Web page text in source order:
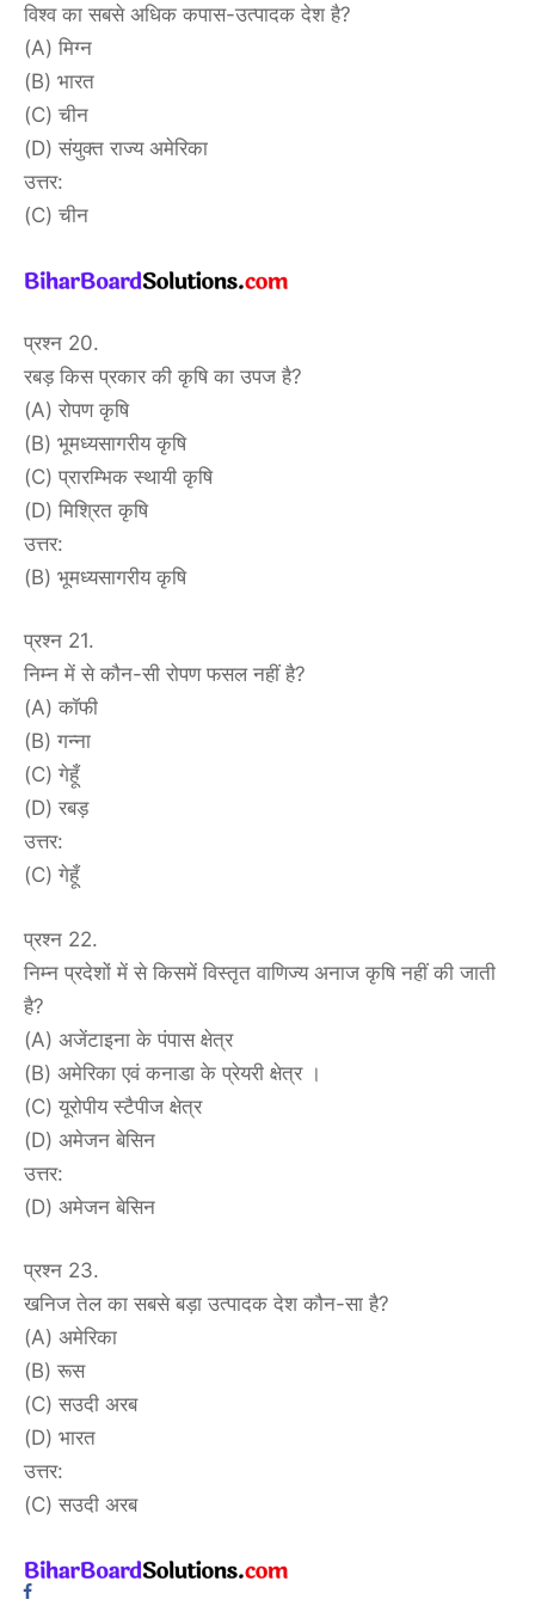
विश्व का सबसे अधिक कपास-उत्पादक देश है?
(A) मिग्न
(B) भारत
(C) चीन
(D) संयुक्त राज्य अमेरिका
उत्तर:
(C) चीन
प्रश्न 20.
रबड़ किस प्रकार की कृषि का उपज है?
(A) रोपण कृषि
(B) भूमध्यसागरीय कृषि
(C) प्रारम्भिक स्थायी कृषि
(D) मिश्रित कृषि
उत्तर:
(B) भूमध्यसागरीय कृषि
प्रश्न 21.
निम्न में से कौन-सी रोपण फसल नहीं है?
(A) कॉफी
(B) गन्ना
(C) गेहूँ
(D) रबड़
उत्तर:
(C) गेहूँ
प्रश्न 22.
निम्न प्रदेशों में से किसमें विस्तृत वाणिज्य अनाज कृषि नहीं की जाती
है?
(A) अजेंटाइना के पंपास क्षेत्र
(B) अमेरिका एवं कनाडा के प्रेयरी क्षेत्र ।
(C) यूरोपीय स्टैपीज क्षेत्र
(D) अमेजन बेसिन
उत्तर:
(D) अमेजन बेसिन
प्रश्न 23.
खनिज तेल का सबसे बड़ा उत्पादक देश कौन-सा है?
(A) अमेरिका
(B) रूस
(C) सउदी अरब
(D) भारत
उत्तर:
(C) सउदी अरब